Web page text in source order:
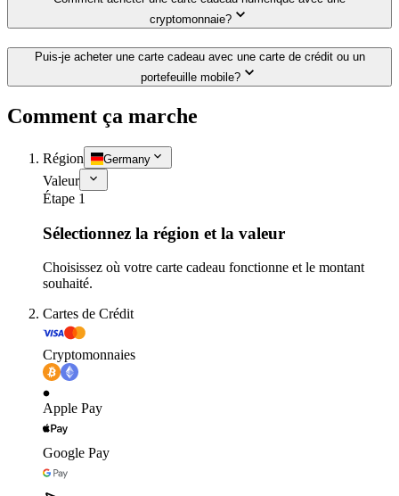
cryptomonnaie?
Puis-je acheter une carte cadeau avec une carte de crédit ou un
portefeuille mobile?
Comment ça marche
Région Germany
Valeur
Étape 1
Sélectionnez la région et la valeur
Choisissez où votre carte cadeau fonctionne et le montant
souhaité.
Cartes de Crédit
Cryptomonnaies
Apple Pay
Google Pay